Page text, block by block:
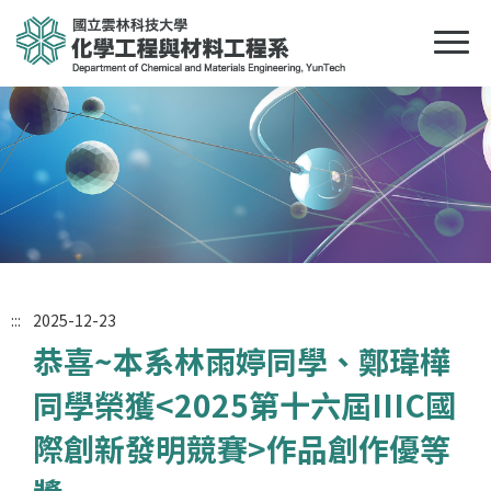
::: 2025-12-23
恭喜~本系林雨婷同學、鄭瑋樺
同學榮獲<2025第十六屆IIIC國
際創新發明競賽>作品創作優等